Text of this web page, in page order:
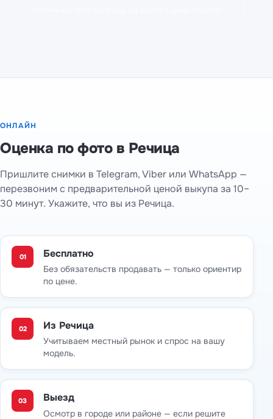
ОНЛАЙН
Оценка по фото в Речица
Пришлите снимки в Telegram, Viber или WhatsApp —
перезвоним с предварительной ценой выкупа за 10–
30 минут. Укажите, что вы из Речица.
01 Бесплатно
Без обязательств продавать — только ориентир
по цене.
02 Из Речица
Учитываем местный рынок и спрос на вашу
модель.
03 Выезд
Осмотр в городе или районе — если решите